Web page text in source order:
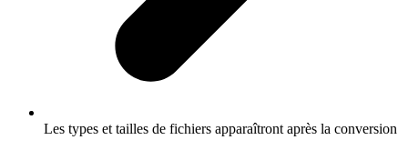
Les types et tailles de fichiers apparaîtront après la conversion